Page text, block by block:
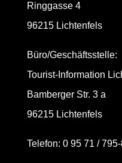
Ringgasse 4
96215 Lichtenfels
Büro/Geschäftsstelle:
Tourist-Information
Bamberger Str. 3 a
96215 Lichtenfels
Telefon: 0 95 71 /